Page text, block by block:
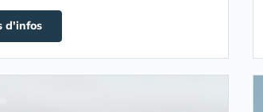
d'infos